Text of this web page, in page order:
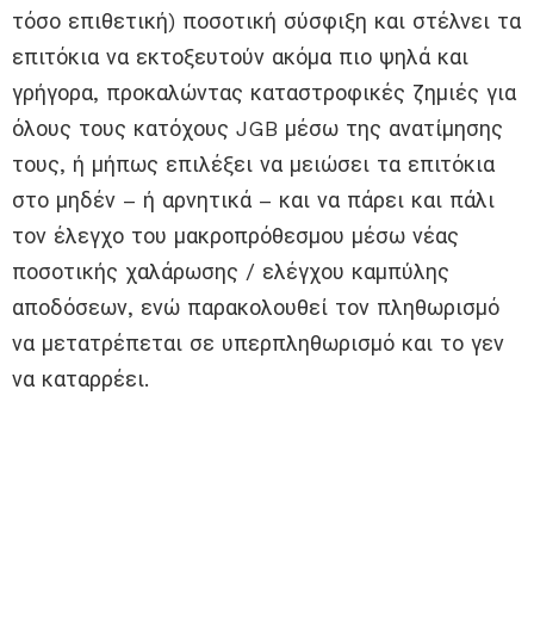
τόσο επιθετική) ποσοτική σύσφιξη και στέλνει τα
επιτόκια να εκτοξευτούν ακόμα πιο ψηλά και
γρήγορα, προκαλώντας καταστροφικές ζημιές για
όλους τους κατόχους JGB μέσω της ανατίμησης
τους, ή μήπως επιλέξει να μειώσει τα επιτόκια
στο μηδέν – ή αρνητικά – και να πάρει και πάλι
τον έλεγχο του μακροπρόθεσμου μέσω νέας
ποσοτικής χαλάρωσης / ελέγχου καμπύλης
αποδόσεων, ενώ παρακολουθεί τον πληθωρισμό
να μετατρέπεται σε υπερπληθωρισμό και το γεν
να καταρρέει.